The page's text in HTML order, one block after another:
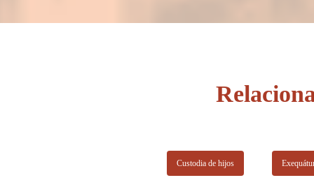
satisfechos a lo largo del tiempo. Su compromiso es ejercer
Custodia de hijos